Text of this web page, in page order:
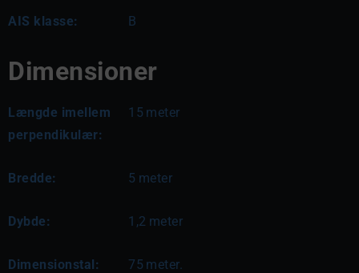
AIS klasse: B
Dimensioner
Længde imellem
perpendikulær:
15 meter
Bredde: 5 meter
Dybde: 1,2 meter
Dimensionstal: 75 meter.